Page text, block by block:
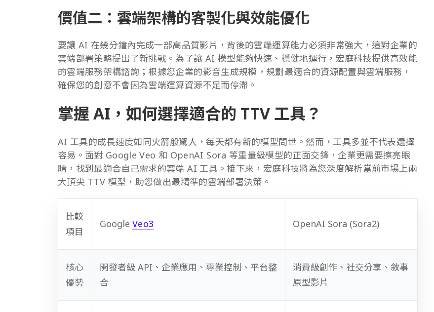
價值二：雲端架構的客製化與效能優化
要讓 AI 在幾分鐘內完成一部高品質影片，背後的雲端運算能力必須非常強大，這對企業的
雲端部署策略提出了新挑戰。為了讓 AI 模型能夠快速、穩健地運行，宏庭科技提供高效能
的雲端服務架構諮詢；根據您企業的影音生成規模，規劃最適合的資源配置與雲端服務，
確保您的創意不會因為雲端運算資源不足而停滯。
掌握 AI，如何選擇適合的 TTV 工具？
AI 工具的成長速度如同火箭般驚人，每天都有新的模型問世。然而，工具多並不代表選擇
容易。面對 Google Veo 和 OpenAI Sora 等重量級模型的正面交鋒，企業更需要擦亮眼
睛，找到最適合自己需求的雲端 AI 工具。接下來，宏庭科技將為您深度解析當前市場上兩
大頂尖 TTV 模型，助您做出最精準的雲端部署決策。
比較
項目
Google Veo3 OpenAI Sora (Sora2)
核心
優勢
開發者級 API、企業應用、專業控制、平台整
合
消費級創作、社交分享、敘事
原型影片